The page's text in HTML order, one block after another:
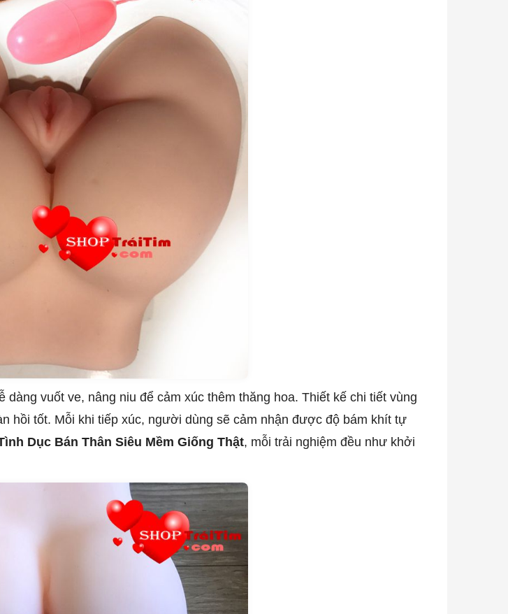
vuốt ve, nâng niu để cảm xúc thêm thăng hoa. Thiết kế chi tiết vùng
hồi tốt. Mỗi khi tiếp xúc, người dùng sẽ cảm nhận được độ bám khít tự
Dục Bán Thân Siêu Mềm Giống Thật, mỗi trải nghiệm đều như khởi